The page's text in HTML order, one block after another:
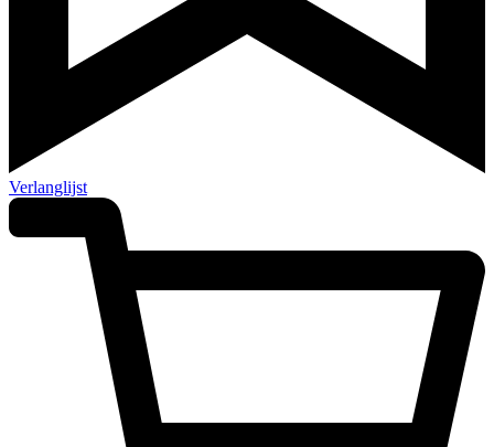
Verlanglijst